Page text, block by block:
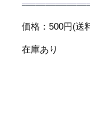
価格：500円(送
在庫あり